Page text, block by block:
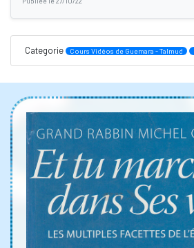
Categorie Cours Vidéos de Guemara - Talmud